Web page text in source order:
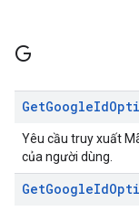
G
GetGoogleId
Yêu cầu truy xuất
của người dùng.
GetGoogleId